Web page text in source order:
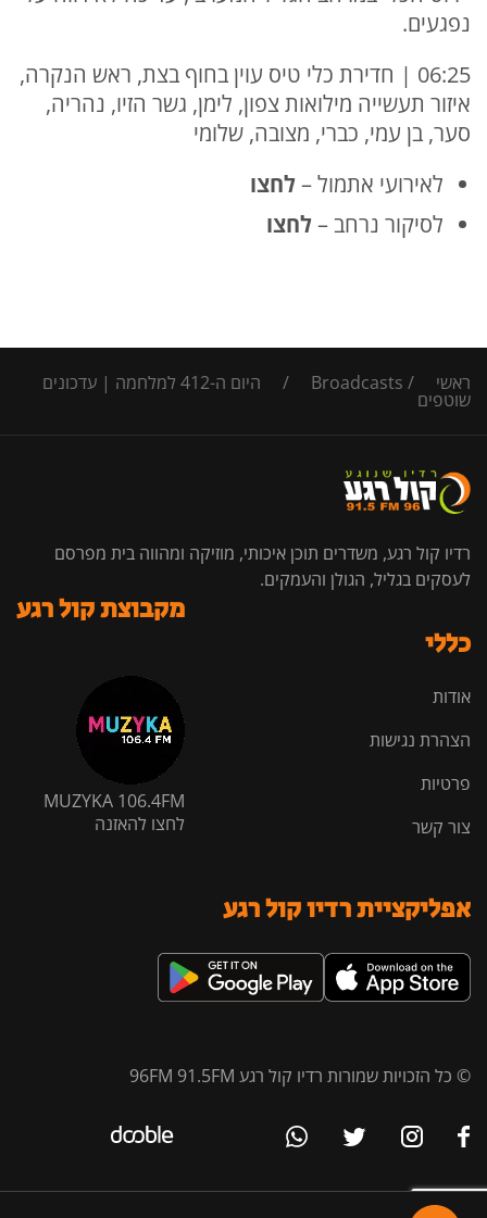
נפגעים.
06:25 | חדירת כלי טיס עוין בחוף בצת, ראש הנקרה,
איזור תעשייה מילואות צפון, לימן, גשר הזיו, נהריה,
סער, בן עמי, כברי, מצובה, שלומי
לאירועי אתמול –לחצו
לסיקור נרחב –לחצו
ראשי /
Broadcasts
/ היום ה-412 למלחמה | עדכונים
שוטפים
רדיו קול רגע, משדרים תוכן איכותי, מוזיקה ומהווה בית מפרסם
לעסקים בגליל, הגולן והעמקים.
כללי
אודות
הצהרת נגישות
פרטיות
צור קשר
מקבוצת קול רגע
MUZYKA 106.4FM
לחצו להאזנה
אפליקציית רדיו קול רגע
© כל הזכויות שמורות רדיו קול רגע 96FM 91.5FM